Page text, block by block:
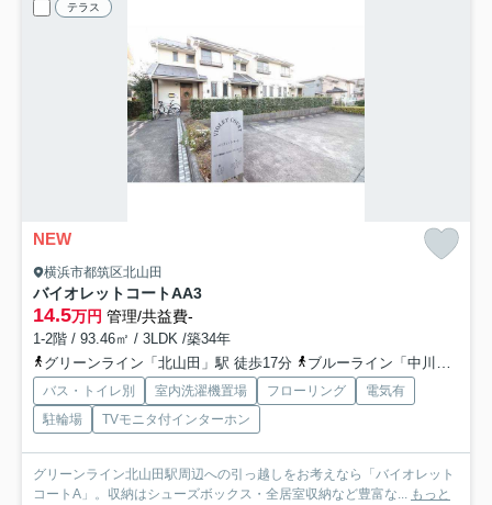
テラス
NEW
横浜市都筑区北山田
バイオレットコートAA3
14.5万円 管理/共益費-
1-2階 / 93.46㎡ / 3LDK /築34年
グリーンライン「北山田」駅 徒歩17分
ブルーライン「中川」駅 徒歩27分
バス・トイレ別 室内洗濯機置場 フローリング
電気有
駐輪場
TVモニタ付インターホン
グリーンライン北山田駅周辺への引っ越しをお考えなら「バイオレット
コートA」。収納はシューズボックス・全居室収納など豊富な... もっと